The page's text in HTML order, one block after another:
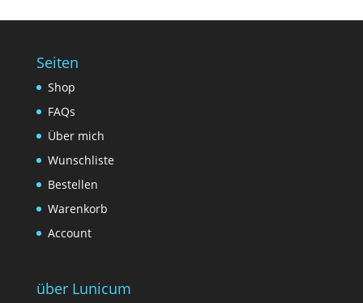
Seiten
Shop
FAQs
Über mich
Wunschliste
Bestellen
Warenkorb
Account
über Lunicum